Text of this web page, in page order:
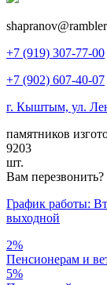
+7 (919) 307-77-00
+7 (902) 607-40-07
г. Кыштым, ул.
памятников
9203
шт.
Вам перезвонить?
График работы:
выходной
2%
Пенсионерам и
5%